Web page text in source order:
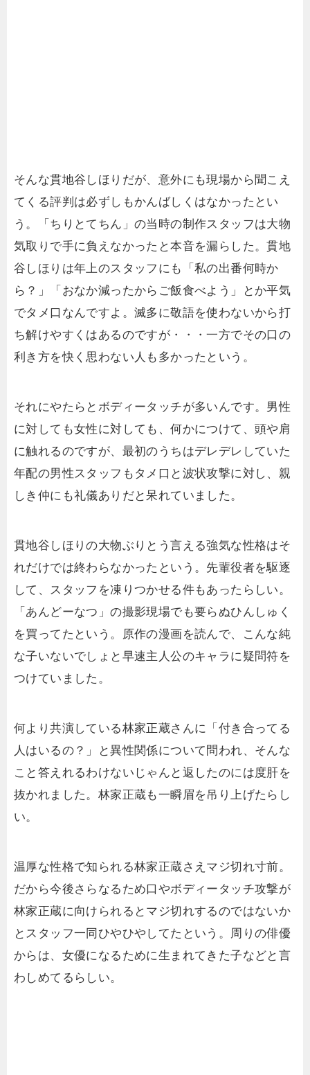
そんな貫地谷しほりだが、意外にも現場から聞こえ
てくる評判は必ずしもかんばしくはなかったとい
う。「ちりとてちん」の当時の制作スタッフは大物
気取りで手に負えなかったと本音を漏らした。貫地
谷しほりは年上のスタッフにも「私の出番何時か
ら？」「おなか減ったからご飯食べよう」とか平気
でタメ口なんですよ。滅多に敬語を使わないから打
ち解けやすくはあるのですが・・・一方でその口の
利き方を快く思わない人も多かったという。
それにやたらとボディータッチが多いんです。男性
に対しても女性に対しても、何かにつけて、頭や肩
に触れるのですが、最初のうちはデレデレしていた
年配の男性スタッフもタメ口と波状攻撃に対し、親
しき仲にも礼儀ありだと呆れていました。
貫地谷しほりの大物ぶりとう言える強気な性格はそ
れだけでは終わらなかったという。先輩役者を駆逐
して、スタッフを凍りつかせる件もあったらしい。
「あんどーなつ」の撮影現場でも要らぬひんしゅく
を買ってたという。原作の漫画を読んで、こんな純
な子いないでしょと早速主人公のキャラに疑問符を
つけていました。
何より共演している林家正蔵さんに「付き合ってる
人はいるの？」と異性関係について問われ、そんな
こと答えれるわけないじゃんと返したのには度肝を
抜かれました。林家正蔵も一瞬眉を吊り上げたらし
い。
温厚な性格で知られる林家正蔵さえマジ切れ寸前。
だから今後さらなるため口やボディータッチ攻撃が
林家正蔵に向けられるとマジ切れするのではないか
とスタッフ一同ひやひやしてたという。周りの俳優
からは、女優になるために生まれてきた子などと言
わしめてるらしい。